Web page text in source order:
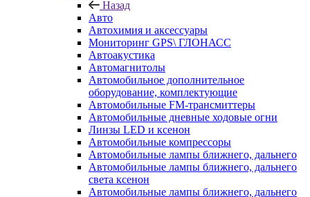
Назад
Авто
Автохимия и аксессуары
Мониторинг GPS\ ГЛОНАСС
Автоакустика
Автомагнитолы
Автомобильное дополнительное
оборудование, комплектующие
Автомобильные FM-трансмиттеры
Автомобильные дневные ходовые огни
Линзы LED и ксенон
Автомобильные компрессоры
Автомобильные лампы ближнего, дальнего
Автомобильные лампы ближнего, дальнего
света ксенон
Автомобильные лампы ближнего, дальнего